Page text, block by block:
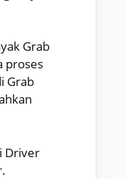
Grab
proses
Grab
Driver